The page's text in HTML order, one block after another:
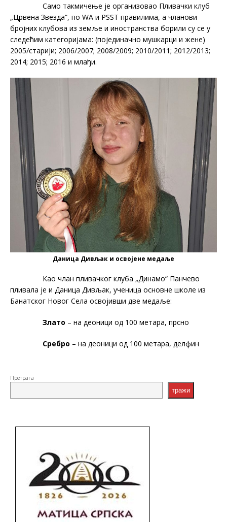
Само такмичење је организовао Пливачки клуб
„Црвена Звезда“, по WA и PSSТ правилима, а чланови
бројних клубова из земље и иностранства борили су се у
следећим категоријама: (појединачно мушкарци и жене)
2005/старији; 2006/2007; 2008/2009; 2010/2011; 2012/2013;
2014; 2015; 2016 и млађи.
Даница Дивљак и освојене медаље
Као члан пливачког клуба „Динамо“ Панчево
пливала је и Даница Дивљак, ученица основне школе из
Банатског Новог Села освојивши две медаље:
Злато – на деоници од 100 метара, прсно
Сребро – на деоници од 100 метара, делфин
Претрага
тражи